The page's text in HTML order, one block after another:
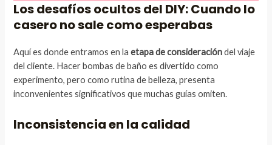
Los desafíos ocultos del DIY: Cuando lo
casero no sale como esperabas
Aquí es donde entramos en laetapa de consideracióndel viaje
del cliente. Hacer bombas de baño es divertido como
experimento, pero como rutina de belleza, presenta
inconvenientes significativos que muchas guías omiten.
Inconsistencia en la calidad